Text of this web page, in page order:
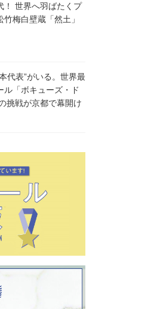
！ 世界へ羽ばたくプ
竹梅白壁蔵「然土」
代表”がいる。世界最
ル「ボキューズ・ド
挑戦が京都で幕開け